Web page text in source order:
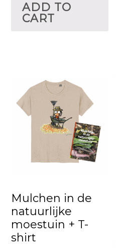
ADD TO
CART
Mulchen in de
natuurlijke
moestuin + T-
shirt